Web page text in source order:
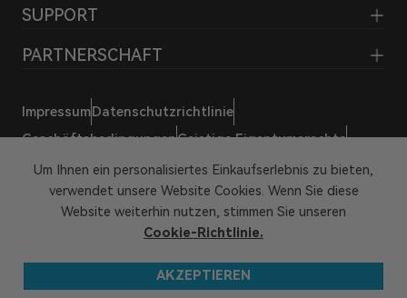
SUPPORT
PARTNERSCHAFT
ImpressumDatenschutzrichtlinie
GeschäftsbedingungenGeistige Eigentumsrechte
Hey KI, lern uns kennen
© 2026 GEEKOM Alle Rechte vorbehalten
Um Ihnen ein personalisiertes Einkaufserlebnis zu bieten,
verwendet unsere Website Cookies. Wenn Sie diese
Website weiterhin nutzen, stimmen Sie unseren
Cookie-Richtlinie.
AKZEPTIEREN